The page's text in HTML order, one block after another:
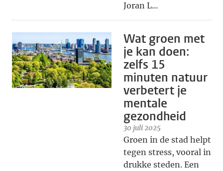
Joran L...
Wat groen met
je kan doen:
zelfs 15
minuten natuur
verbetert je
mentale
gezondheid
30 juli 2025
Groen in de stad helpt
tegen stress, vooral in
drukke steden. Een